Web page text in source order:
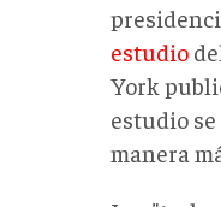
estudio
York
estudio
manera